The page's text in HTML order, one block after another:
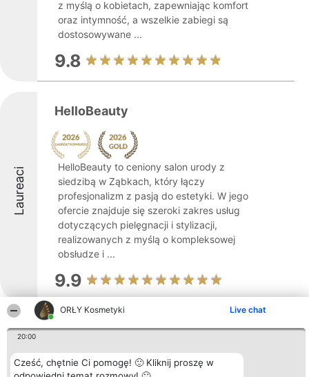
ORŁY Kosmetyki Live chat
20:00
Cześć, chętnie Ci pomogę! 🙂 Kliknij proszę w
z myślą o kobietach, zapewniając komfort
oraz intymność, a wszelkie zabiegi są
dostosowywane ...
9.8
Laureaci
HelloBeauty
HelloBeauty to ceniony salon urody z
siedzibą w Ząbkach, który łączy
profesjonalizm z pasją do estetyki. W jego
ofercie znajduje się szeroki zakres usług
dotyczących pielęgnacji i stylizacji,
realizowanych z myślą o kompleksowej
obsłudze i ...
9.9
Kosmetyki z doliny róż